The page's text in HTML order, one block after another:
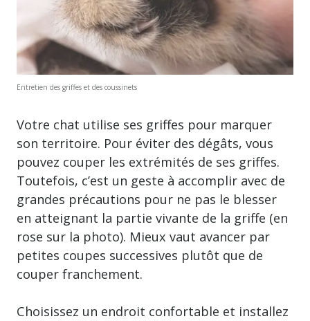
Entretien des griffes et des coussinets
Votre chat utilise ses griffes pour marquer
son territoire. Pour éviter des dégâts, vous
pouvez couper les extrémités de ses griffes.
Toutefois, c’est un geste à accomplir avec de
grandes précautions pour ne pas le blesser
en atteignant la partie vivante de la griffe (en
rose sur la photo). Mieux vaut avancer par
petites coupes successives plutôt que de
couper franchement.
Choisissez un endroit confortable et installez